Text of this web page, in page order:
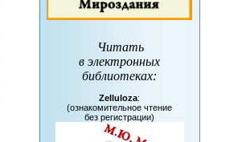
Читать
в электронных
библиотеках:
Zelluloza:
(ознакомительное чтение
без регистрации)